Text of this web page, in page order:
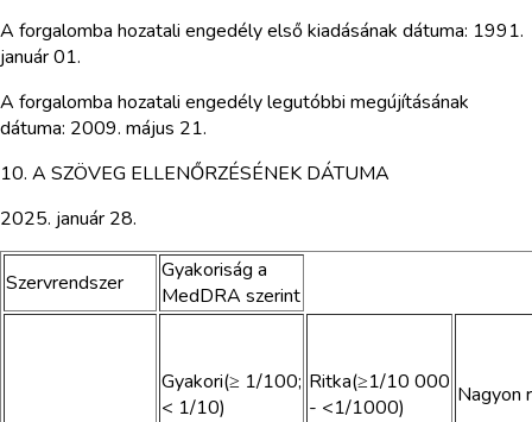
A forgalomba hozatali engedély első kiadásának dátuma: 1991.
január 01.
A forgalomba hozatali engedély legutóbbi megújításának
dátuma: 2009. május 21.
10. A SZÖVEG ELLENŐRZÉSÉNEK DÁTUMA
2025. január 28.
Szervrendszer
Gyakoriság a
MedDRA szerint
Gyakori(≥ 1/100;
< 1/10)
Ritka(≥1/10 000
- <1/1000)
Nagyon